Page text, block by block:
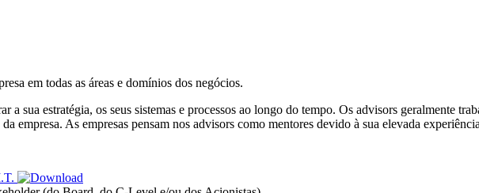
em todas as áreas e domínios dos negócios.
sua estratégia, os seus sistemas e processos ao longo do tempo. Os advisors geralmente
empresa. As empresas pensam nos advisors como mentores devido à sua elevada